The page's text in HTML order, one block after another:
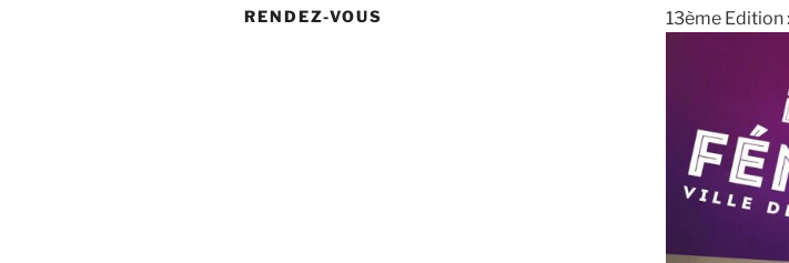
RENDEZ-VOUS 13ème Edition